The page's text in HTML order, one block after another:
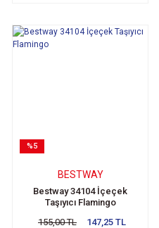
%5
BESTWAY
Bestway 34104 İçeçek
Taşıyıcı Flamingo
155,00 TL
147,25 TL